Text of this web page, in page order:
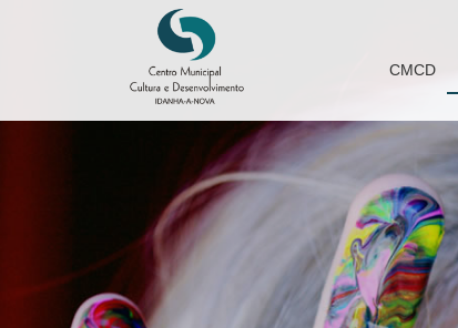
CMCD